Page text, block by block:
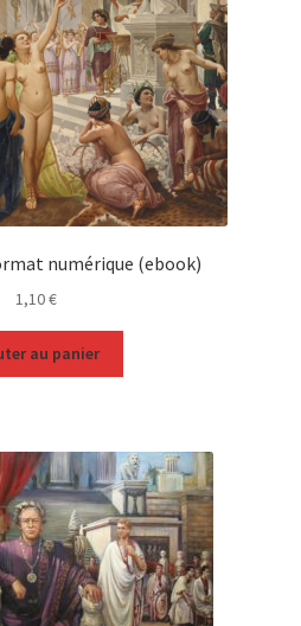
numérique (ebook)
1,10€
au panier